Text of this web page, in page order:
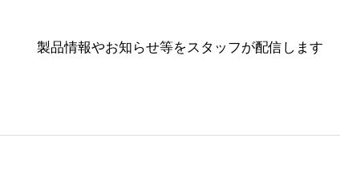
製品情報やお知らせ等をスタッフが配信します